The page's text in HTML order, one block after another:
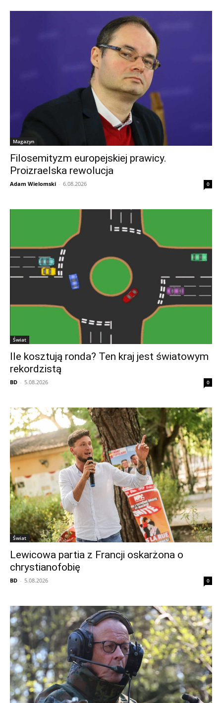
Magazyn
Filosemityzm europejskiej prawicy.
Proizraelska rewolucja
Adam Wielomski - 6.08.2026 0
Świat
Ile kosztują ronda? Ten kraj jest światowym
rekordzistą
BD - 5.08.2026 0
Świat
Lewicowa partia z Francji oskarżona o
chrystianofobię
BD - 5.08.2026 0